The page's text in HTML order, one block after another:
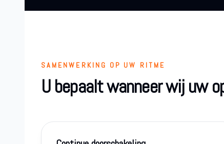
SAMENWERKING OP UW RITME
U bepaalt wanneer wij uw